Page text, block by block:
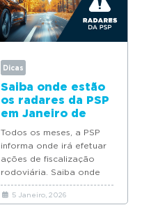
Dicas
Saiba onde estão
os radares da PSP
em Janeiro de
2026
Todos os meses, a PSP
informa onde irá efetuar
ações de fiscalização
rodoviária. Saiba onde
estão os radares da PSP
em Janeiro de...
5 Janeiro, 2026